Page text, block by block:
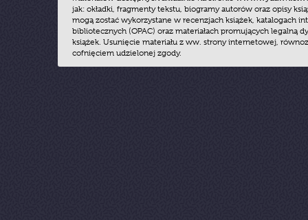
jak: okładki, fragmenty tekstu, biogramy autorów oraz opisy
mogą zostać wykorzystane w recenzjach książek, katalogach
bibliotecznych (OPAC) oraz materiałach promujących legalną
książek. Usunięcie materiału z ww. strony internetowej,
cofnięciem udzielonej zgody.